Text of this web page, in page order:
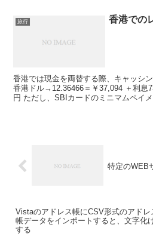
旅行 香港での
香港では現金を両替する際、キャッシ
香港ドル→12.36466＝￥37,094 ＋利
円 ただし、SBIカードのミニマムペイ
特定のWEB
Vistaのアドレス帳にCSV形式のアドレ
帳データをインポートすると、文字化
する